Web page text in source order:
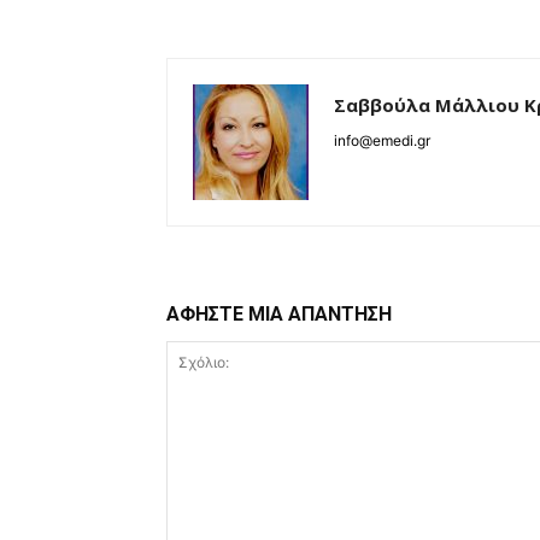
Σαββούλα Μάλλιου
info@emedi.gr
ΑΦΗΣΤΕ ΜΙΑ ΑΠΑΝΤΗΣΗ